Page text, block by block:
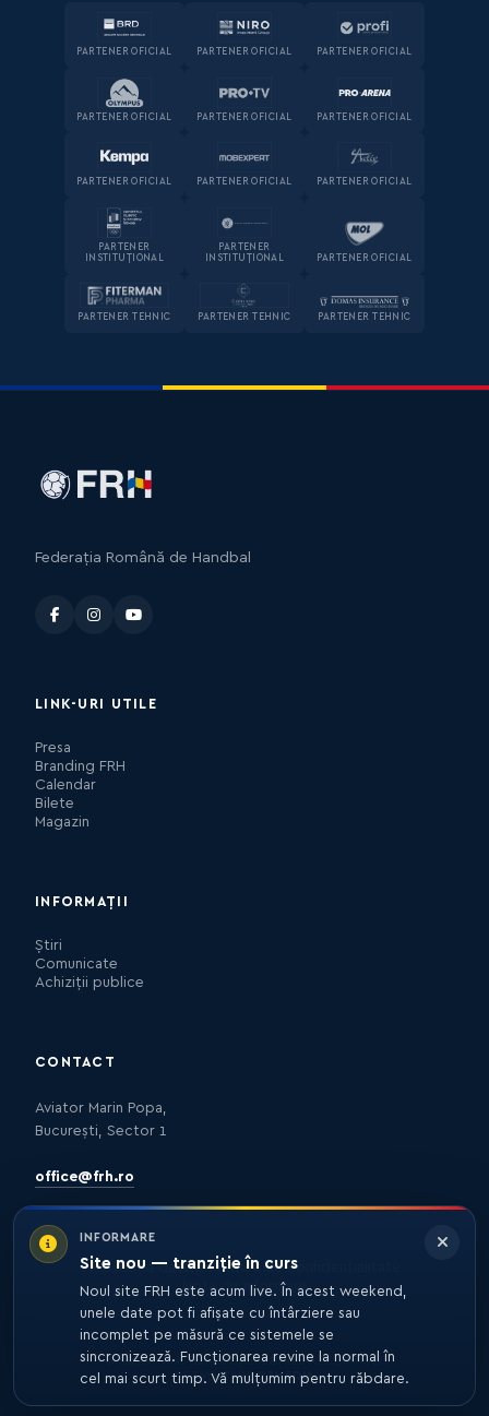
PARTENER OFICIAL PARTENER OFICIAL PARTENER OFICIAL
PARTENER OFICIAL PARTENER OFICIAL PARTENER OFICIAL
PARTENER OFICIAL PARTENER OFICIAL PARTENER OFICIAL
PARTENER
INSTITUȚIONAL
PARTENER
INSTITUȚIONAL
PARTENER OFICIAL
PARTENER TEHNIC PARTENER TEHNIC PARTENER TEHNIC
INFORMARE
Site nou — tranziție în curs
Noul site FRH este acum live. În acest weekend,
unele date pot fi afișate cu întârziere sau
incomplet pe măsură ce sistemele se
sincronizează. Funcționarea revine la normal în
cel mai scurt timp. Vă mulțumim pentru răbdare.
Federația Română de Handbal
LINK-URI UTILE
Presa
Branding FRH
Calendar
Bilete
Magazin
INFORMAȚII
Știri
Comunicate
Achiziții publice
CONTACT
Aviator Marin Popa,
București, Sector 1
office@frh.ro
Protecția datelorPolitica de confidențialitate
Nota de informare
© 2026 FRH. TOATE DREPTURILE REZERVATE.
DEZVOLTARE27MEDIA